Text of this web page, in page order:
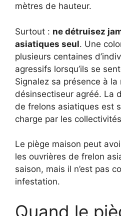
mètres de hauteur.
Surtout : ne détruisez
asiatiques seul. Une
plusieurs centaines
agressifs lorsqu’ils se
Signalez sa présence à la
désinsectiseur agréé. La
de frelons asiatiques est
charge par les
Le piège maison peut
les ouvrières de frelon
saison, mais il n’est pas
infestation.
Quand le